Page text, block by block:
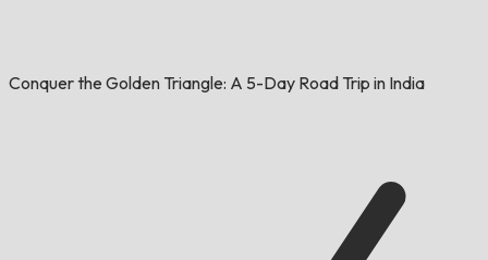
Conquer the Golden Triangle: A 5-Day Road Trip in India